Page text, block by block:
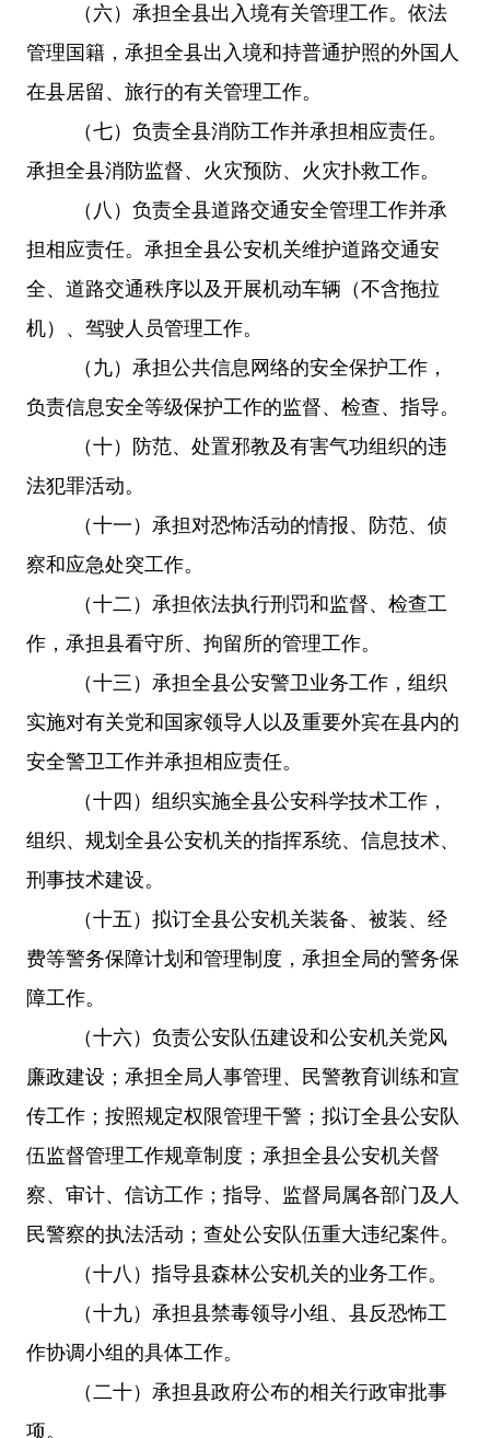
（六）承担全县出入境有关管理工作。依法
管理国籍，承担全县出入境和持普通护照的外国人
在县居留、旅行的有关管理工作。
（七）负责全县消防工作并承担相应责任。
承担全县消防监督、火灾预防、火灾扑救工作。
（八）负责全县道路交通安全管理工作并承
担相应责任。承担全县公安机关维护道路交通安
全、道路交通秩序以及开展机动车辆（不含拖拉
机）、驾驶人员管理工作。
（九）承担公共信息网络的安全保护工作，
负责信息安全等级保护工作的监督、检查、指导。
（十）防范、处置邪教及有害气功组织的违
法犯罪活动。
（十一）承担对恐怖活动的情报、防范、侦
察和应急处突工作。
（十二）承担依法执行刑罚和监督、检查工
作，承担县看守所、拘留所的管理工作。
（十三）承担全县公安警卫业务工作，组织
实施对有关党和国家领导人以及重要外宾在县内的
安全警卫工作并承担相应责任。
（十四）组织实施全县公安科学技术工作，
组织、规划全县公安机关的指挥系统、信息技术、
刑事技术建设。
（十五）拟订全县公安机关装备、被装、经
费等警务保障计划和管理制度，承担全局的警务保
障工作。
（十六）负责公安队伍建设和公安机关党风
廉政建设；承担全局人事管理、民警教育训练和宣
传工作；按照规定权限管理干警；拟订全县公安队
伍监督管理工作规章制度；承担全县公安机关督
察、审计、信访工作；指导、监督局属各部门及人
民警察的执法活动；查处公安队伍重大违纪案件。
（十八）指导县森林公安机关的业务工作。
（十九）承担县禁毒领导小组、县反恐怖工
作协调小组的具体工作。
（二十）承担县政府公布的相关行政审批事
项。